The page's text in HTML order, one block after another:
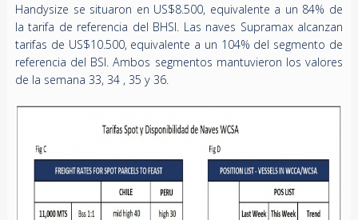
Handysize se situaron en US$8.500, equivalente a un 84% de
la tarifa de referencia del BHSI. Las naves Supramax alcanzan
tarifas de US$10.500, equivalente a un 104% del segmento de
referencia del BSI. Ambos segmentos mantuvieron los valores
de la semana 33, 34 , 35 y 36.